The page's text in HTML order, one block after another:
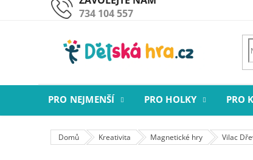
734 104 557
PRO NEJMENŠÍ PRO HOLKY PRO
Domů Kreativita Magnetické hry Vilac